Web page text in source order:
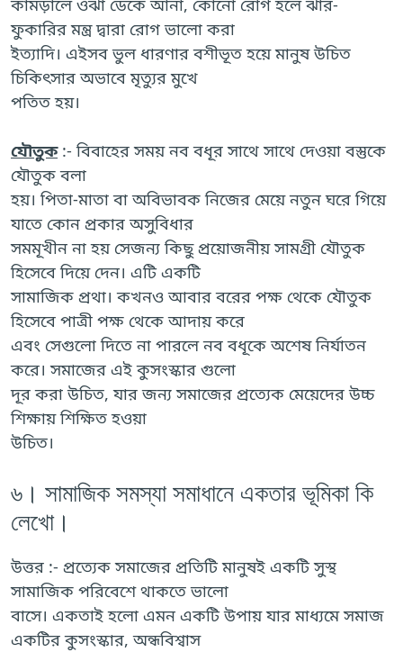
কামড়ালে ওঝা ডেকে আনা, কোনো রোগ হলে ঝার-
ফুকারির মন্ত্র দ্বারা রোগ ভালো করা
ইত্যাদি। এইসব ভুল ধারণার বশীভূত হয়ে মানুষ উচিত
চিকিৎসার অভাবে মৃত্যুর মুখে
পতিত হয়।
যৌতুক:- বিবাহের সময় নব বধূর সাথে সাথে দেওয়া বস্তুকে
যৌতুক বলা
হয়। পিতা-মাতা বা অবিভাবক নিজের মেয়ে নতুন ঘরে গিয়ে
যাতে কোন প্রকার অসুবিধার
সমমূখীন না হয় সেজন্য কিছু প্রয়োজনীয় সামগ্রী যৌতুক
হিসেবে দিয়ে দেন। এটি একটি
সামাজিক প্রথা। কখনও আবার বরের পক্ষ থেকে যৌতুক
হিসেবে পাত্রী পক্ষ থেকে আদায় করে
এবং সেগুলো দিতে না পারলে নব বধূকে অশেষ নির্যাতন
করে। সমাজের এই কুসংস্কার গুলো
দূর করা উচিত, যার জন্য সমাজের প্রত্যেক মেয়েদের উচ্চ
শিক্ষায় শিক্ষিত হওয়া
উচিত।
৬। সামাজিক সমস্যা সমাধানে একতার ভূমিকা কি
লেখো।
উত্তর :- প্রত্যেক সমাজের প্রতিটি মানুষই একটি সুস্থ
সামাজিক পরিবেশে থাকতে ভালো
বাসে। একতাই হলো এমন একটি উপায় যার মাধ্যমে সমাজ
একটির কুসংস্কার, অন্ধবিশ্বাস